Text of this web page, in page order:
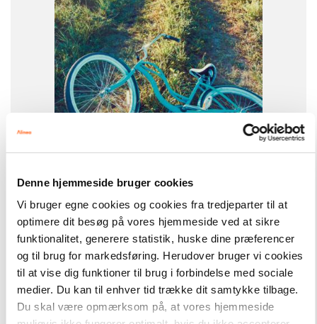
Denne hjemmeside bruger cookies
Vi bruger egne cookies og cookies fra tredjeparter til at
optimere dit besøg på vores hjemmeside ved at sikre
funktionalitet, generere statistik, huske dine præferencer
og til brug for markedsføring. Herudover bruger vi cookies
til at vise dig funktioner til brug i forbindelse med sociale
medier. Du kan til enhver tid trække dit samtykke tilbage.
Du skal være opmærksom på, at vores hjemmeside
Easy Readers
Hent flere